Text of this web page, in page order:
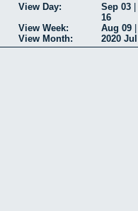
View Day: Sep 03
16
View Week:
Aug 09
View Month:
2020 Jul